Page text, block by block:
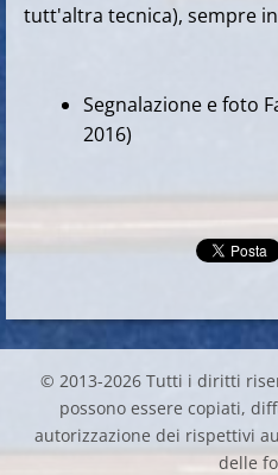
tutt'altra tecnica), sempre
Segnalazione e foto
2016)
© 2013-2026 Tutti i diritti
possono essere copiati,
autorizzazione dei rispettivi
delle